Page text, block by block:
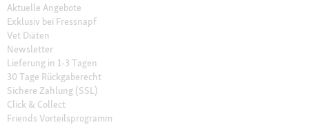
Aktuelle Angebote
Exklusiv bei Fressnapf
Vet Diäten
Newsletter
Lieferung in 1-3 Tagen
30 Tage Rückgaberecht
Sichere Zahlung (SSL)
Click & Collect
Friends Vorteilsprogramm